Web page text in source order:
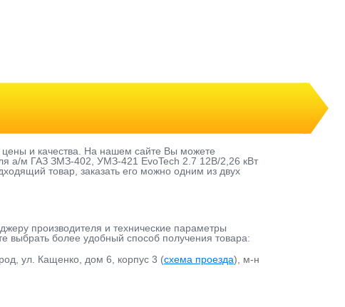
и качества. На нашем сайте Вы можете
а/м ГАЗ ЗМЗ-402, УМЗ-421 EvoTech 2.7 12В/2,26 кВт
товар, заказать его можно одним из двух
производителя и технические параметры
выбрать более удобный способ получения товара:
ул. Кащенко, дом 6, корпус 3 (схема проезда), м-н